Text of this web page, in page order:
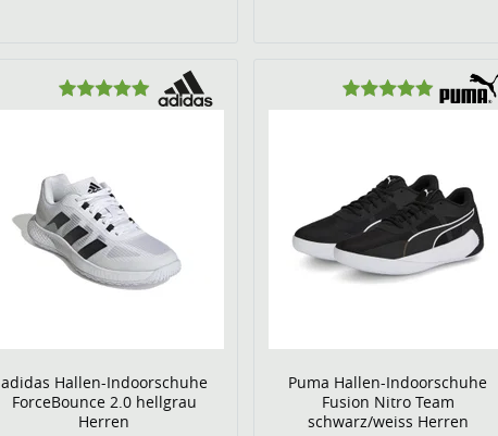
adidas Hallen-Indoorschuhe
ForceBounce 2.0 hellgrau
Herren
Puma Hallen-Indoorschuhe
Fusion Nitro Team
schwarz/weiss Herren